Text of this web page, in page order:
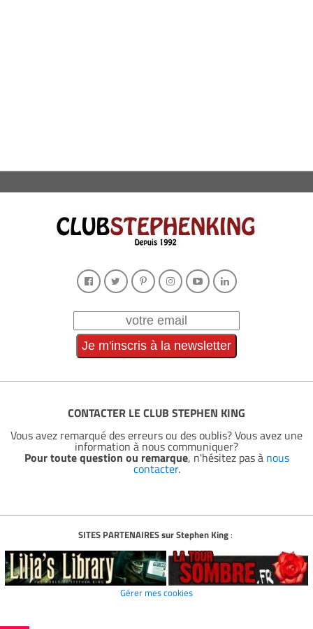
CONTACTER LE CLUB STEPHEN KING
Vous avez remarqué des erreurs ou des oublis? Vous avez une
information à nous communiquer?
Pour toute question ou remarque, n'hésitez pas à nous
contacter.
SITES PARTENAIRES sur Stephen King:
Gérer mes cookies